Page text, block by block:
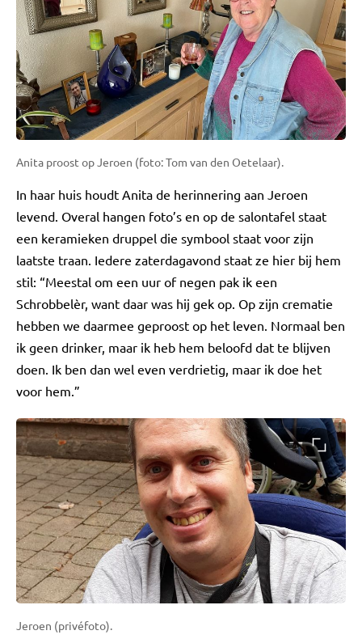
Anita proost op Jeroen (foto: Tom van den Oetelaar).
In haar huis houdt Anita de herinnering aan Jeroen
levend. Overal hangen foto’s en op de salontafel staat
een keramieken druppel die symbool staat voor zijn
laatste traan. Iedere zaterdagavond staat ze hier bij hem
stil: “Meestal om een uur of negen pak ik een
Schrobbelèr, want daar was hij gek op. Op zijn crematie
hebben we daarmee geproost op het leven. Normaal ben
ik geen drinker, maar ik heb hem beloofd dat te blijven
doen. Ik ben dan wel even verdrietig, maar ik doe het
voor hem.”
Jeroen (privéfoto).